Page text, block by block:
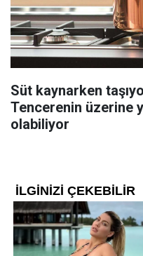
Süt kaynarken
Tencerenin üzerine
olabiliyor